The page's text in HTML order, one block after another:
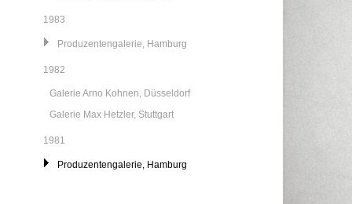
1983
Produzentengalerie, Hamburg
1982
Galerie Arno Kohnen, Düsseldorf
Galerie Max Hetzler, Stuttgart
1981
Produzentengalerie, Hamburg